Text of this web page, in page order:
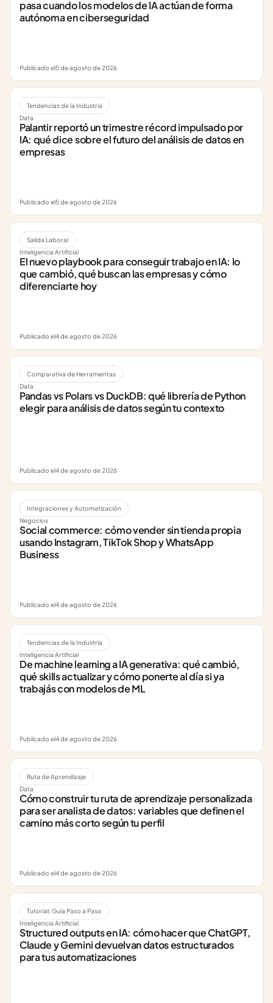
pasa cuando los modelos de IA actúan de forma
autónoma en ciberseguridad
Publicado el5 de agosto de 2026
Tendencias de la Industria
Data
Palantir reportó un trimestre récord impulsado por
IA: qué dice sobre el futuro del análisis de datos en
empresas
Publicado el5 de agosto de 2026
Salida Laboral
Inteligencia Artificial
El nuevo playbook para conseguir trabajo en IA: lo
que cambió, qué buscan las empresas y cómo
diferenciarte hoy
Publicado el4 de agosto de 2026
Comparativa de Herramientas
Data
Pandas vs Polars vs DuckDB: qué librería de Python
elegir para análisis de datos según tu contexto
Publicado el4 de agosto de 2026
Integraciones y Automatización
Negocios
Social commerce: cómo vender sin tienda propia
usando Instagram, TikTok Shop y WhatsApp
Business
Publicado el4 de agosto de 2026
Tendencias de la Industria
Inteligencia Artificial
De machine learning a IA generativa: qué cambió,
qué skills actualizar y cómo ponerte al día si ya
trabajás con modelos de ML
Publicado el4 de agosto de 2026
Ruta de Aprendizaje
Data
Cómo construir tu ruta de aprendizaje personalizada
para ser analista de datos: variables que definen el
camino más corto según tu perfil
Publicado el4 de agosto de 2026
Tutorial: Guía Paso a Paso
Inteligencia Artificial
Structured outputs en IA: cómo hacer que ChatGPT,
Claude y Gemini devuelvan datos estructurados
para tus automatizaciones